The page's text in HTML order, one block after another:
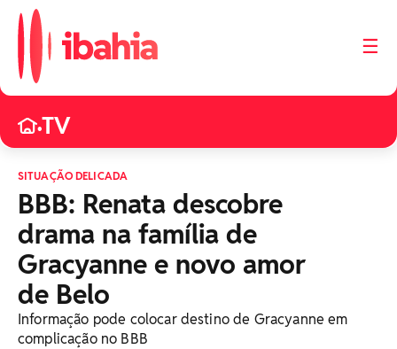
☰
•TV
SITUAÇÃO DELICADA
BBB: Renata descobre
drama na família de
Gracyanne e novo amor
de Belo
Informação pode colocar destino de Gracyanne em
complicação no BBB